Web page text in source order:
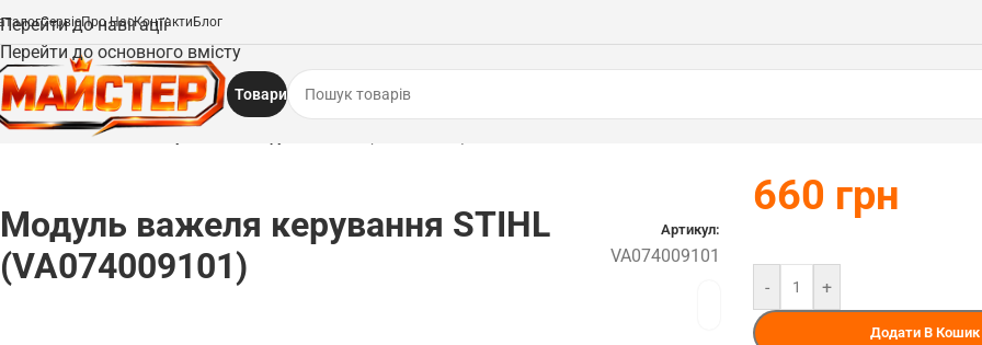
Перейти до навігації
Перейти до основного вмісту
СервісПро НасКонтакти Блог
Товари
Запчастини
Модуль важеля керування STIHL
(VA074009101)
Артикул:
VA074009101
660 грн
- +
Додати В Кошик